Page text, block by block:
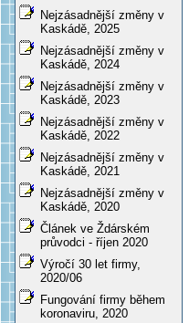
Nejzásadnější změny v
Kaskádě, 2025
Nejzásadnější změny v
Kaskádě, 2024
Nejzásadnější změny v
Kaskádě, 2023
Nejzásadnější změny v
Kaskádě, 2022
Nejzásadnější změny v
Kaskádě, 2021
Nejzásadnější změny v
Kaskádě, 2020
Článek ve Ždárském
průvodci - říjen 2020
Výročí 30 let firmy,
2020/06
Fungování firmy během
koronaviru, 2020